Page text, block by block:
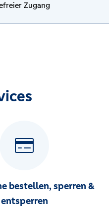
Zugang
bestellen, sperren &
entsperren